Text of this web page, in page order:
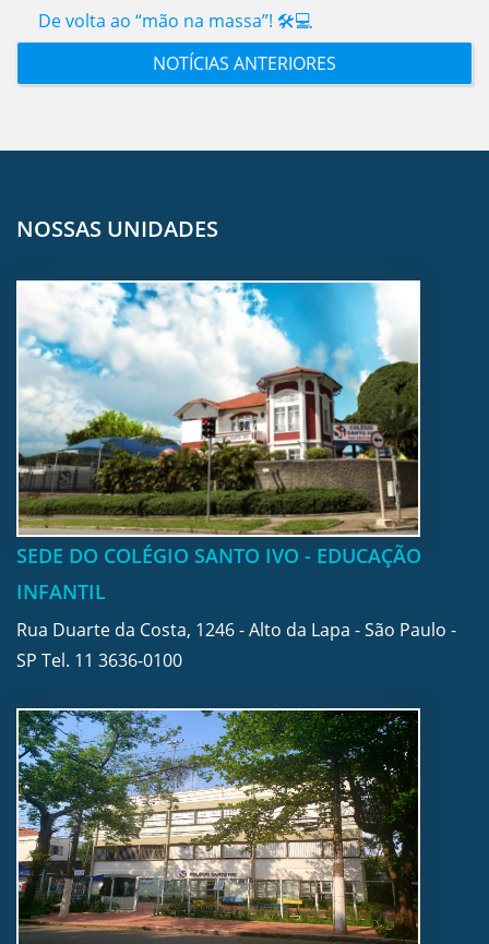
De volta ao “mão na massa”! 🛠️💻
NOTÍCIAS ANTERIORES
NOSSAS UNIDADES
SEDE DO COLÉGIO SANTO IVO - EDUCAÇÃO
INFANTIL
Rua Duarte da Costa, 1246 - Alto da Lapa - São Paulo -
SP Tel. 11 3636-0100